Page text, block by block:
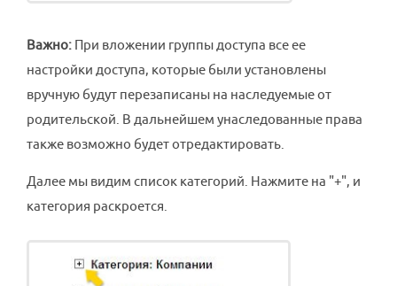
Важно: При вложении группы доступа все ее
настройки доступа, которые были установлены
вручную будут перезаписаны на наследуемые от
родительской. В дальнейшем унаследованные права
также возможно будет отредактировать.
Далее мы видим список категорий. Нажмите на "+", и
категория раскроется.